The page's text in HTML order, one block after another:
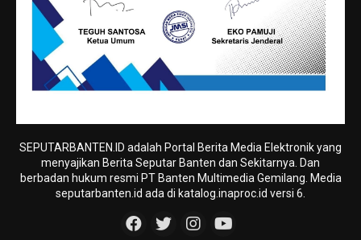
SEPUTARBANTEN.ID adalah Portal Berita Media Elektronik yang
menyajikan Berita Seputar Banten dan Sekitarnya. Dan
berbadan hukum resmi PT Banten Multimedia Gemilang. Media
seputarbanten.id ada di katalog.inaproc.id versi 6.